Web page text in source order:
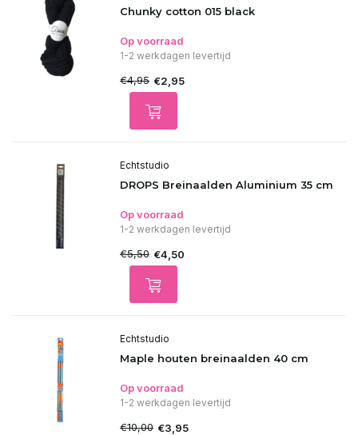
Chunky cotton 015 black
Op voorraad
1-2 werkdagen levertijd
€4,95 €2,95
Echtstudio
DROPS Breinaalden Aluminium 35 cm
Op voorraad
1-2 werkdagen levertijd
€5,50 €4,50
Echtstudio
Maple houten breinaalden 40 cm
Op voorraad
1-2 werkdagen levertijd
€10,00 €3,95